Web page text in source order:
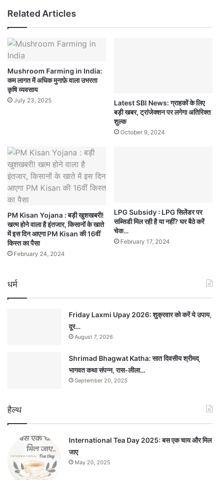
Related Articles
Mushroom Farming in India:
कम लागत में अधिक मुनाफ़े वाला उभरता
कृषि व्यवसाय
July 23, 2025
Latest SBI News: ग्राहकों के लिए
बड़ी खबर, ट्रांजेक्शन पर लगेगा अतिरिक्त
शुल्क
October 9, 2024
PM Kisan Yojana : बड़ी खुशखबरी!
खत्म होने वाला है इंतजार, किसानों के खाते
में इस दिन आएगा PM Kisan की 16वीं
किस्त का पैसा
February 24, 2024
LPG Subsidy : LPG सिलेंडर पर
सब्सिडी मिल रही है या नहीं? घर बैठे करें
चेक…
February 17, 2024
धर्म
Friday Laxmi Upay 2026: शुक्रवार को करें ये उपाय,
दूर…
August 7, 2026
Shrimad Bhagwat Katha: सात दिवसीय श्रीमद्
भागवत कथा संपन्न, रास-लीला…
September 20, 2025
हैल्थ
International Tea Day 2025: बस एक चाय और मिल
जाए
May 20, 2025